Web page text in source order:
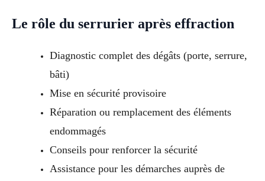
Le rôle du serrurier après effraction
Diagnostic complet des dégâts (porte, serrure,
bâti)
Mise en sécurité provisoire
Réparation ou remplacement des éléments
endommagés
Conseils pour renforcer la sécurité
Assistance pour les démarches auprès de